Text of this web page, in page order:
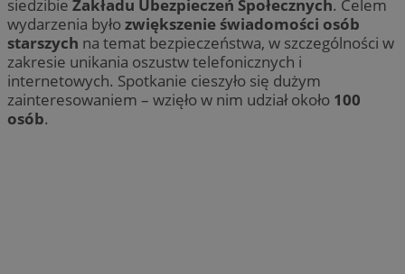
siedzibie Zakładu Ubezpieczeń Społecznych. Celem
wydarzenia byłozwiększenie świadomości osób
starszych na temat bezpieczeństwa, w szczególności w
zakresie unikania oszustw telefonicznych i
internetowych. Spotkanie cieszyło się dużym
zainteresowaniem – wzięło w nim udział około 100
osób.